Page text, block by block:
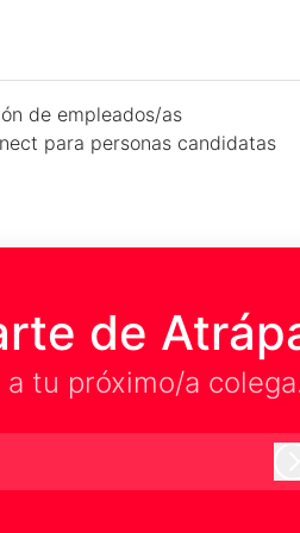
de empleados/as
para personas candidatas
de
tu próximo/a